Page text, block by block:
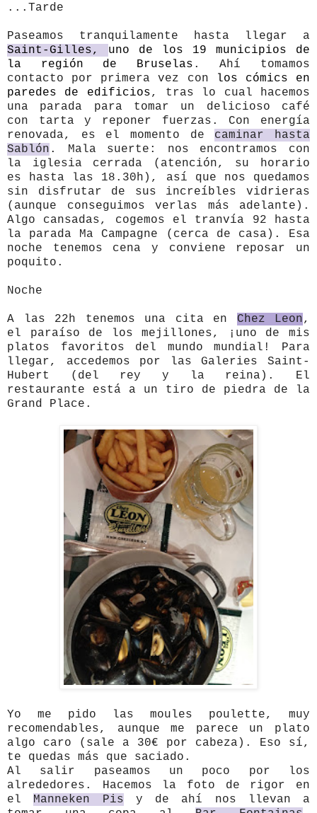
...Tarde
Paseamos tranquilamente hasta llegar a
Saint-Gilles, uno de los 19 municipios de
la región de Bruselas . Ahí tomamos
contacto por primera vez con
los cómics en
paredes de edificios, tras lo cual hacemos
una parada para tomar un delicioso café
con tarta y reponer fuerzas. Con energía
renovada, es el momento de caminar hasta
Sablón . Mala suerte: nos encontramos con
la iglesia cerrada (atención, su horario
es hasta las 18.30h), así que nos quedamos
sin disfrutar de sus increíbles vidrieras
(aunque conseguimos verlas más adelante).
Algo cansadas, cogemos el tranvía 92 hasta
la parada Ma Campagne (cerca de casa). Esa
noche tenemos cena y conviene reposar un
poquito.
Noche
A las 22h tenemos una cita en Chez Leon,
el paraíso de los mejillones, ¡uno de mis
platos favoritos del mundo mundial! Para
llegar, accedemos por las Galeries Saint-
Hubert (del rey y la reina). El
restaurante está a un tiro de piedra de la
Grand Place.
Yo me pido las moules poulette, muy
recomendables, aunque me parece un plato
algo caro (sale a 30€ por cabeza). Eso sí,
te quedas más que saciado.
Al salir paseamos un poco por los
alrededores. Hacemos la foto de rigor en
el Manneken Pis y de ahí nos llevan a